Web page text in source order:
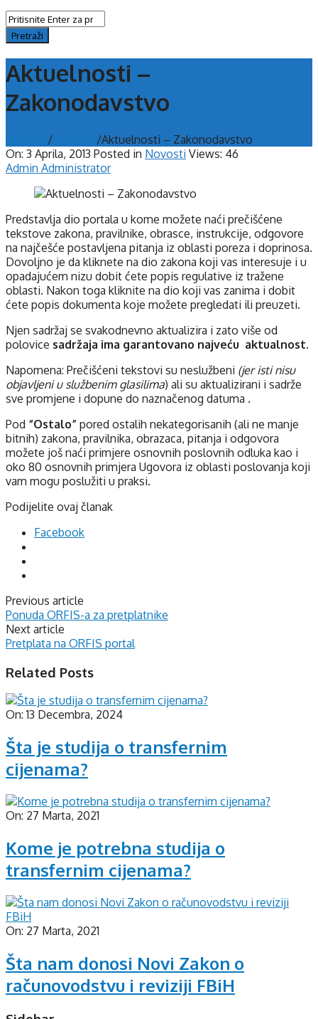
Aktuelnosti –
Zakonodavstvo
/ /Aktuelnosti – Zakonodavstvo
On: 3 Aprila, 2013 Posted in Novosti Views: 46
Admin Administrator
Predstavlja dio portala u kome možete naći prečišćene
tekstove zakona, pravilnike, obrasce, instrukcije, odgovore
na najčešće postavljena pitanja iz oblasti poreza i doprinosa.
Dovoljno je da kliknete na dio zakona koji vas interesuje i u
opadajućem nizu dobit ćete popis regulative iz tražene
oblasti. Nakon toga kliknite na dio koji vas zanima i dobit
ćete popis dokumenta koje možete pregledati ili preuzeti.
Njen sadržaj se svakodnevno aktualizira i zato više od
polovice sadržaja ima garantovano najveću aktualnost.
Napomena: Prečišćeni tekstovi su neslužbeni (jer isti nisu
objavljeni u službenim glasilima) ali su aktualizirani i sadrže
sve promjene i dopune do naznačenog datuma .
Pod “Ostalo” pored ostalih nekategorisanih (ali ne manje
bitnih) zakona, pravilnika, obrazaca, pitanja i odgovora
možete još naći primjere osnovnih poslovnih odluka kao i
oko 80 osnovnih primjera Ugovora iz oblasti poslovanja koji
vam mogu poslužiti u praksi.
Podijelite ovaj članak
Facebook
Previous article
Ponuda ORFIS-a za pretplatnike
Next article
Pretplata na ORFIS portal
Related Posts
On: 13 Decembra, 2024
Šta je studija o transfernim
cijenama?
On: 27 Marta, 2021
Kome je potrebna studija o
transfernim cijenama?
On: 27 Marta, 2021
Šta nam donosi Novi Zakon o
računovodstvu i reviziji FBiH